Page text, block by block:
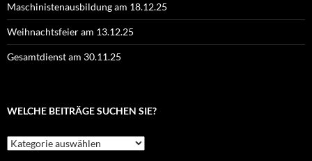
Maschinistenausbildung am 18.12.25
Weihnachtsfeier am 13.12.25
Gesamtdienst am 30.11.25
WELCHE BEITRÄGE SUCHEN SIE?
Welche
Beiträge